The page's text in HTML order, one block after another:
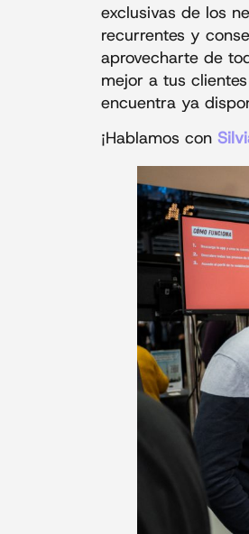
exclusivas de los
recurrentes y
aprovecharte de
mejor a tus
encuentra ya
¡Hablamos con